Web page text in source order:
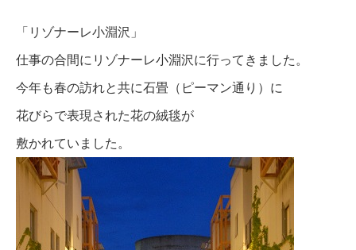
「リゾナーレ小淵沢」
仕事の合間にリゾナーレ小淵沢に行ってきました。
今年も春の訪れと共に石畳（ピーマン通り）に
花びらで表現された花の絨毯が
敷かれていました。